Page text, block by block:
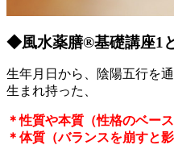
◆風水薬膳®︎基礎講座1
生年月日から、陰陽五行を通
生まれ持った、
＊性質や本質（性格のベース
＊体質（バランスを崩すと